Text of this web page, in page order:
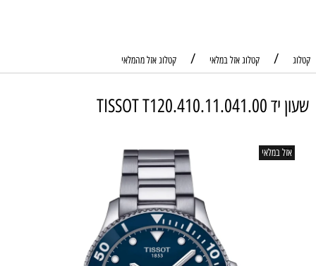
קטלוג / קטלוג אזל במלאי / קטלוג אזל מהמלאי
שעון יד TISSOT T120.410.11.041.00
אזל במלאי